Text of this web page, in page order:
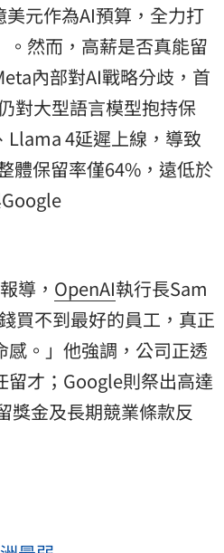
元作為AI預算，全力打
。然而，高薪是否真能留
內部對AI戰略分歧，首
對大型語言模型抱持保
Llama 4延遲上線，導致
體保留率僅64%，遠低於
導， OpenAI執行長Sam
買不到最好的員工，真正
感。」他強調，公司正透
留才；Google則祭出高達
獎金及長期競業條款反